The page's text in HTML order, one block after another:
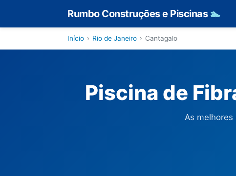
Rumbo Construções e Piscinas 🏊
Início › Rio de Janeiro › Cantagalo
Piscina de
As melhores